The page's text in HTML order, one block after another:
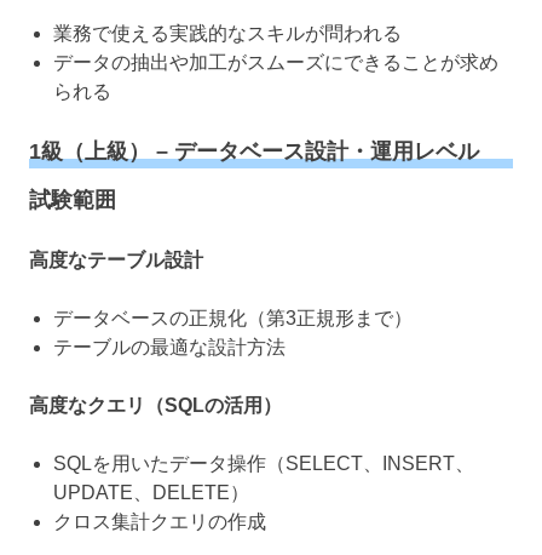
業務で使える実践的なスキルが問われる
データの抽出や加工がスムーズにできることが求め
られる
1級（上級） – データベース設計・運用レベル
試験範囲
高度なテーブル設計
データベースの正規化（第3正規形まで）
テーブルの最適な設計方法
高度なクエリ（SQLの活用）
SQLを用いたデータ操作（SELECT、INSERT、
UPDATE、DELETE）
クロス集計クエリの作成